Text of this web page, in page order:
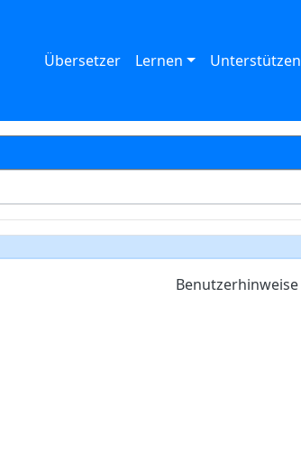
Übersetzer Lernen Unterstützen
Benutzerhinweise